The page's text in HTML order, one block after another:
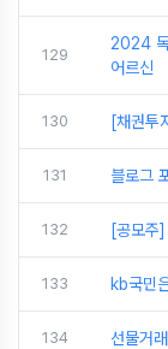
129
2024 독
어르신
130 [채권투
131 블로그
132 [공모주
133 kb국민
134 선물거